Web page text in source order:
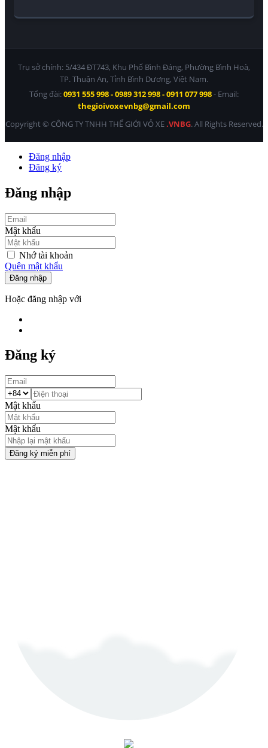
Trụ sở chính: 5/434 ĐT743, Khu Phố Bình Đáng, Phường Bình Hoà,
TP. Thuận An, Tỉnh Bình Dương, Việt Nam.
Tổng đài:0931 555 998 - 0989 312 998 - 0911 077 998- Email:
thegioivoxevnbg@gmail.com
Copyright © CÔNG TY TNHH THẾ GIỚI VỎ XE.VNBG. All Rights Reserved.
Đăng nhập
Đăng ký
Đăng nhập
Mật khẩu
Nhớ tài khoản
Quên mật khẩu
Đăng nhập
Hoặc đăng nhập với
Đăng ký
Mật khẩu
Mật khẩu
Đăng ký miễn phí